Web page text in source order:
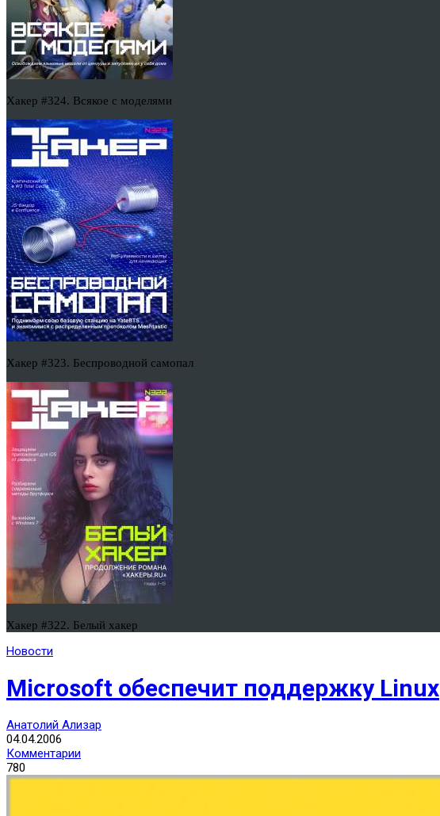
Хакер #324. Всякое с моделями
Хакер #323. Беспроводной самопал
Хакер #322. Белый хакер
Новости
Microsoft обеспечит поддержку Linux
Анатолий Ализар
04.04.2006
Комментарии
780